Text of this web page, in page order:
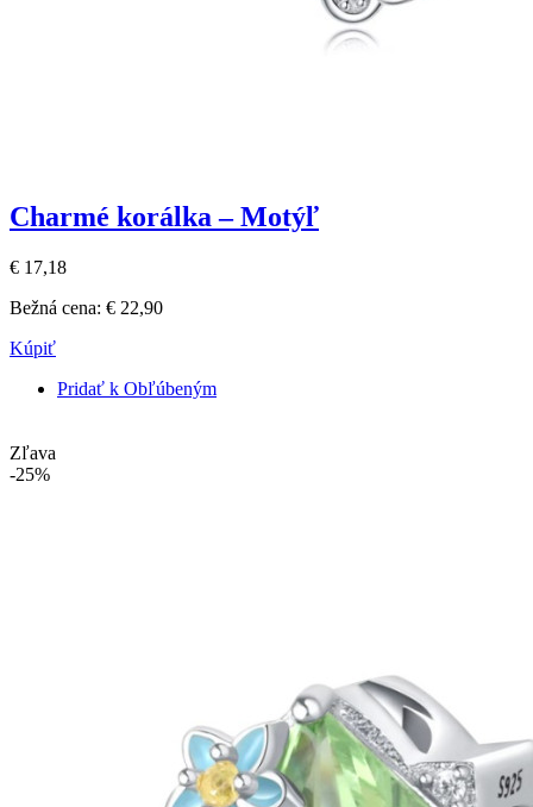
Charmé korálka – Motýľ
€ 17,18
Bežná cena: € 22,90
Kúpiť
Pridať k Obľúbeným
Zľava
-25%